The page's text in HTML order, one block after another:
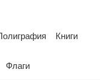
Книги
Флаги